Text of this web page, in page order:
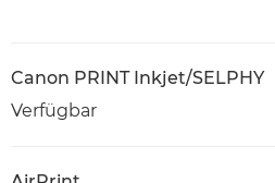
Canon PRINT Inkjet/SELPHY
Verfügbar